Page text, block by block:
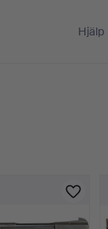
Hjälp